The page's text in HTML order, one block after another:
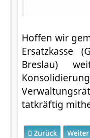
Hoffen wir
Ersatzkasse
Breslau)
tatkräftig
Vorheriger
Zurück Weiter